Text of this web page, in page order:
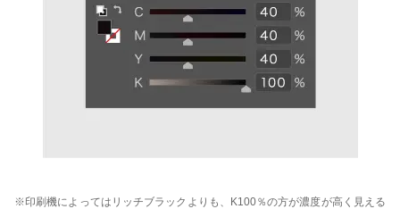
※印刷機によってはリッチブラックよりも、K100％の方が濃度が高く見える